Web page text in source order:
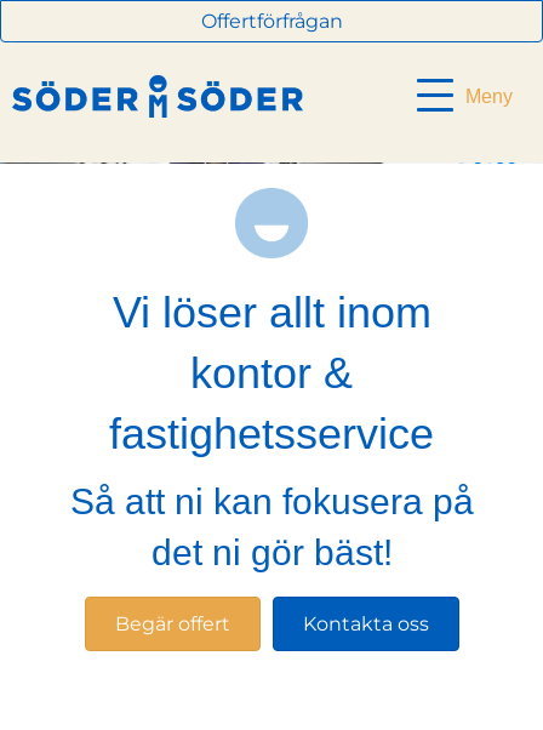
Offertförfrågan
Meny
Vi löser allt inom
kontor &
fastighetsservice
Så att ni kan fokusera på
det ni gör bäst!
Begär offert Kontakta oss